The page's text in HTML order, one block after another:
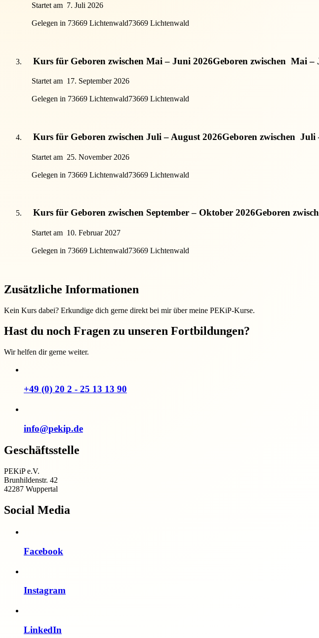
Startet am 7. Juli 2026
Gelegen in 73669 Lichtenwald73669 Lichtenwald
Kurs für Geboren zwischen Mai – Juni 2026Geboren zwischen Mai –
Startet am 17. September 2026
Gelegen in 73669 Lichtenwald73669 Lichtenwald
Kurs für Geboren zwischen Juli – August 2026Geboren zwischen Juli
Startet am 25. November 2026
Gelegen in 73669 Lichtenwald73669 Lichtenwald
Kurs für Geboren zwischen September – Oktober 2026Geboren
Startet am 10. Februar 2027
Gelegen in 73669 Lichtenwald73669 Lichtenwald
Zusätzliche Informationen
Kein Kurs dabei? Erkundige dich gerne direkt bei mir über meine PEKiP-Kurse.
Hast du noch Fragen zu unseren Fortbildungen?
Wir helfen dir gerne weiter.
+49 (0) 20 2 - 25 13 13 90
info@pekip.de
Geschäftsstelle
PEKiP e.V.
Brunhildenstr. 42
42287 Wuppertal
Social Media
Facebook
Instagram
LinkedIn